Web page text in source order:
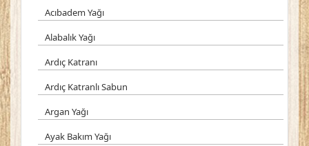
Acıbadem Yağı
Alabalık Yağı
Ardıç Katranı
Ardıç Katranlı Sabun
Argan Yağı
Ayak Bakım Yağı